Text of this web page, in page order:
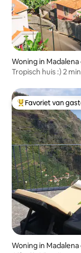
Woning in Madalena
Tropisch huis :) 2
Topfavoriet van
Favoriet van
Woning in Madalena